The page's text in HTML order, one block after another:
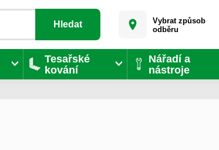
Hledat
Vybrat způsob
odběru
Tesařské
kování
Nářadí a
nástroje